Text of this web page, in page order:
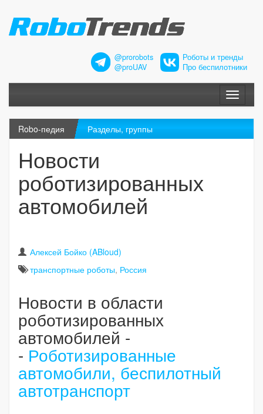
@prorobots
@proUAV
Роботы и тренды
Про беспилотники
Меню
Robo-педия Разделы, группы
Новости
роботизированных
автомобилей
Алексей Бойко (ABloud)
транспортные роботы, Россия
Новости в области
роботизированных
автомобилей -
- Роботизированные
автомобили, беспилотный
автотранспорт